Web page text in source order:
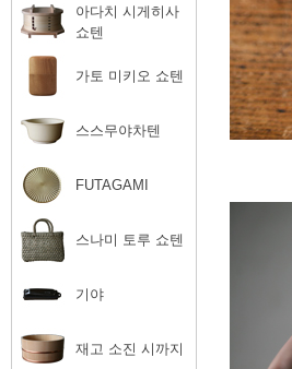
아다치 시게히사
쇼텐
가토 미키오 쇼텐
스스무야차텐
FUTAGAMI
스나미 토루 쇼텐
기야
재고 소진 시까지